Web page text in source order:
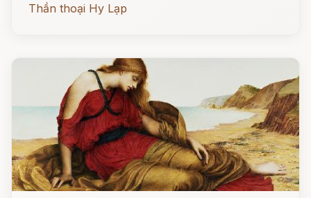
Thần thoại Hy Lạp